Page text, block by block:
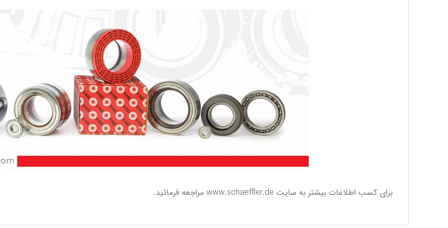
برای كسب اطلاعات بیشتر به سایت www.schaeffler.de مراجعه فرمائید.